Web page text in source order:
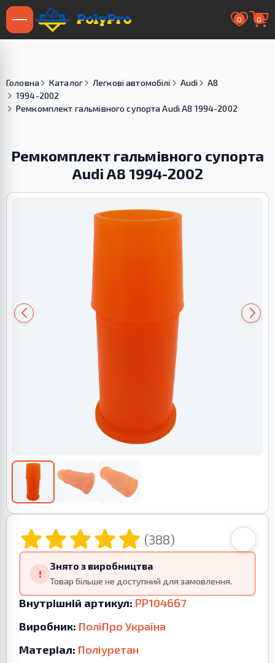
0 0
Головна Каталог Легкові автомобілі Audi
A8
1994-2002
Ремкомплект гальмівного супорта Audi A8 1994-2002
Ремкомплект гальмівного супорта
Audi A8 1994-2002
(388)
!
Знято з виробництва
Товар більше не доступний для замовлення.
Внутрішній артикул: PP104667
Виробник: ПоліПро Україна
Матеріал: Поліуретан